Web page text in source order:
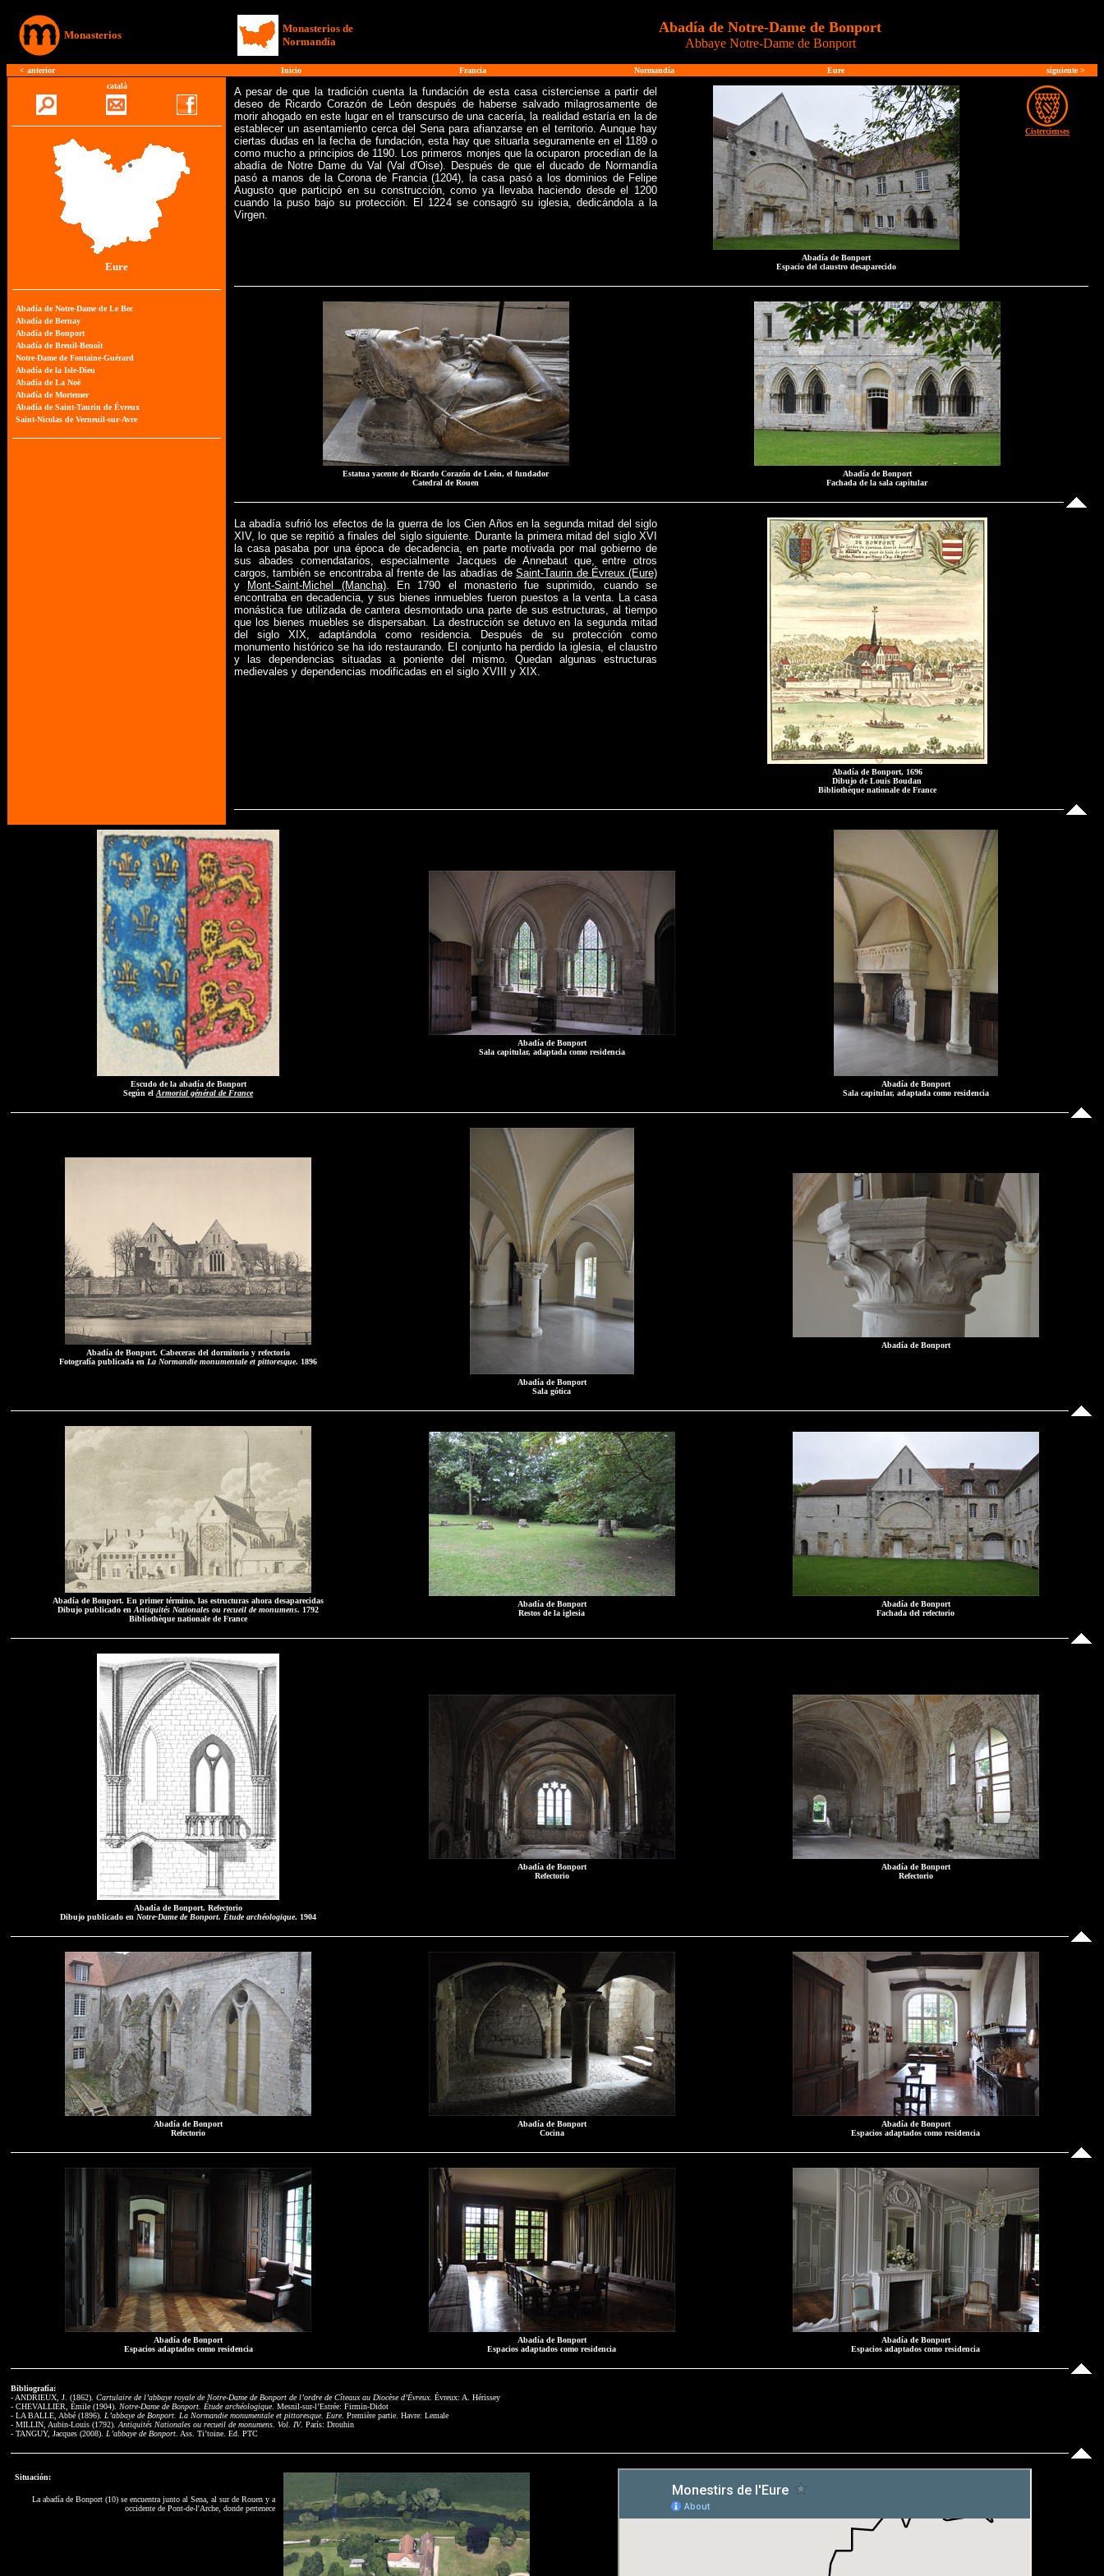
Monasterios
Monasterios de
Normandía
Abadía de Notre-Dame de Bonport
Abbaye Notre-Dame de Bonport
< anterior Inicio Francia Normandía Eure siguiente>
català
Eure
A pesar de que la tradición cuenta la fundación de esta casa cisterciense a partir del
deseo de Ricardo Corazón de León después de haberse salvado milagrosamente de
morir ahogado en este lugar en el transcurso de una cacería, la realidad estaría en la de
establecer un asentamiento cerca del Sena para afianzarse en el territorio. Aunque hay
ciertas dudas en la fecha de fundación, esta hay que situarla seguramente en el 1189 o
como mucho a principios de 1190. Los primeros monjes que la ocuparon procedían de la
abadía de Notre Dame du Val (Val d'Oise). Después de que el ducado de Normandía
pasó a manos de la Corona de Francia (1204), la casa pasó a los dominios de Felipe
Augusto que participó en su construcción, como ya llevaba haciendo desde el 1200
cuando la puso bajo su protección. El 1224 se consagró su iglesia, dedicándola a la
Virgen.
Abadía de Bonport
Espacio del claustro desaparecido
Cistercienses
Estatua yacente de Ricardo Corazón de León, el fundador
Catedral de Rouen
Abadía de Bonport
Fachada de la sala capitular
La abadía sufrió los efectos de la guerra de los Cien Años en la segunda mitad del siglo
XIV, lo que se repitió a finales del siglo siguiente. Durante la primera mitad del siglo XVI
la casa pasaba por una época de decadencia, en parte motivada por mal gobierno de
sus abades comendatarios, especialmente Jacques de Annebaut que, entre otros
cargos, también se encontraba al frente de las abadías deSaint-Taurin de Évreux (Eure)
y
Mont-Saint-Michel (Mancha). En 1790 el monasterio fue suprimido, cuando se
encontraba en decadencia, y sus bienes inmuebles fueron puestos a la venta. La casa
monástica fue utilizada de cantera desmontado una parte de sus estructuras, al tiempo
que los bienes muebles se dispersaban. La destrucción se detuvo en la segunda mitad
del siglo XIX, adaptándola como residencia. Después de su protección como
monumento histórico se ha ido restaurando. El conjunto ha perdido la iglesia, el claustro
y las dependencias situadas a poniente del mismo. Quedan algunas estructuras
medievales y dependencias modificadas en el siglo XVIII y XIX.
Abadía de Bonport, 1696
Dibujo de Louis Boudan
Bibliothèque nationale de France
Escudo de la abadía de Bonport
Según el Armorial général de France
Abadía de Bonport
Sala capitular, adaptada como residencia
Abadía de Bonport
Sala capitular, adaptada como residencia
Abadía de Bonport. Cabeceras del dormitorio y refectorio
Fotografía publicada en La Normandie monumentale et pittoresque. 1896
Abadía de Bonport
Sala gótica
Abadía de Bonport
Abadía de Bonport. En primer término, las estructuras ahora desaparecidas
Dibujo publicado en Antiquités Nationales ou recueil de monumens. 1792
Bibliothèque nationale de France
Abadía de Bonport
Restos de la iglesia
Abadía de Bonport
Fachada del refectorio
Abadía de Bonport. Refectorio
Dibujo publicado en Notre-Dame de Bonport. Étude archéologique. 1904
Abadía de Bonport
Refectorio
Abadía de Bonport
Refectorio
Abadía de Bonport
Refectorio
Abadía de Bonport
Cocina
Abadía de Bonport
Espacios adaptados como residencia
Abadía de Bonport
Espacios adaptados como residencia
Abadía de Bonport
Espacios adaptados como residencia
Abadía de Bonport
Espacios adaptados como residencia
Bibliografía:
- ANDRIEUX, J. (1862). Cartulaire de l’abbaye royale de Notre-Dame de Bonport de l’ordre de Cîteaux au Diocèse d’Évreux. Évreux: A. Hérissey
- CHEVALLIER, Émile (1904). Notre-Dame de Bonport. Étude archéologique. Mesnil-sur-l’Estrée: Firmin-Didot
- LA BALLE, Abbé (1896).
L’abbaye de Bonport. La Normandie monumentale et pittoresque. Eure. Première partie. Havre: Lemale
- MILLIN, Aubin-Louis (1792). Antiquités Nationales ou recueil de monumens. Vol. IV. París: Drouhin
- TANGUY, Jacques (2008). L’abbaye de Bonport . Ass. Ti’toine. Ed. PTC
Situación:
La abadía de Bonport (10) se encuentra junto al Sena, al sur de Rouen y a
occidente de Pont-de-l'Arche, donde pertenece